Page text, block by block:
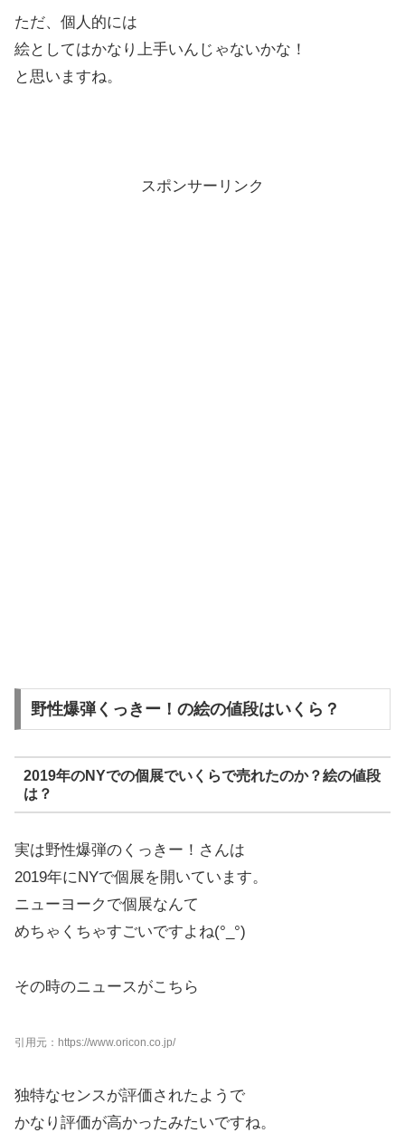
ただ、個人的には
絵としてはかなり上手いんじゃないかな！
と思いますね。
スポンサーリンク
野性爆弾くっきー！の絵の値段はいくら？
2019年のNYでの個展でいくらで売れたのか？絵の値段
は？
実は野性爆弾のくっきー！さんは
2019年にNYで個展を開いています。
ニューヨークで個展なんて
めちゃくちゃすごいですよね(°_°)
その時のニュースがこちら
引用元：https://www.oricon.co.jp/
独特なセンスが評価されたようで
かなり評価が高かったみたいですね。